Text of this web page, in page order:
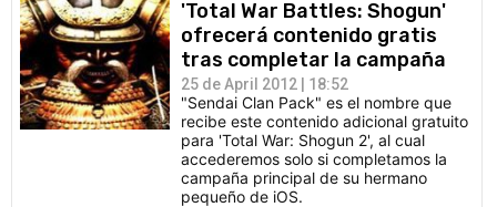
'Total War Battles: Shogun'
ofrecerá contenido gratis
tras completar la campaña
25 de April 2012 | 18:52
"Sendai Clan Pack" es el nombre que
recibe este contenido adicional gratuito
para 'Total War: Shogun 2', al cual
accederemos solo si completamos la
campaña principal de su hermano
pequeño de iOS.